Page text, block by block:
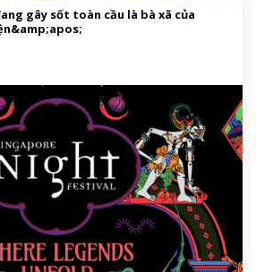
gây sốt toàn cầu là bà xã của